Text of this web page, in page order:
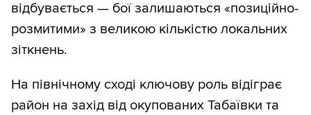
відбувається — бої залишаються «позиційно-
розмитими» з великою кількістю локальних
зіткнень.
На північному сході ключову роль відіграє
район на захід від окупованих Табаївки та